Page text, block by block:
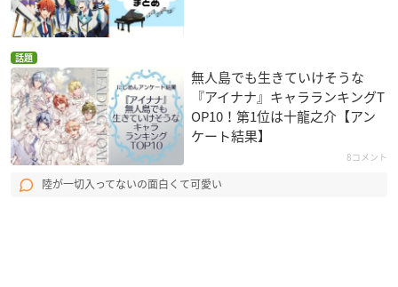
話題
無人島でも生きていけそうな
『アイナナ』キャラランキングT
OP10！第1位は十龍之介【アン
ケート結果】
8コメント
陸が一切入ってないの面白くて可愛い